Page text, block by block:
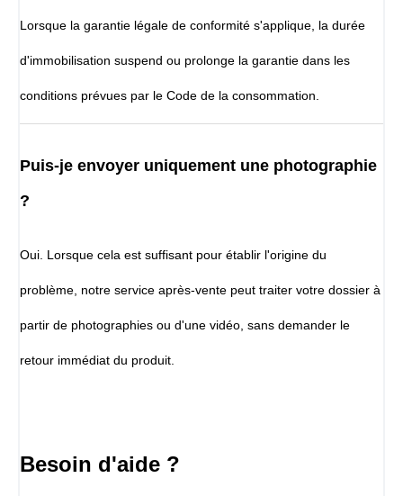
Lorsque la garantie légale de conformité s'applique, la durée
d'immobilisation suspend ou prolonge la garantie dans les
conditions prévues par le Code de la consommation.
Puis-je envoyer uniquement une photographie
?
Oui. Lorsque cela est suffisant pour établir l'origine du
problème, notre service après-vente peut traiter votre dossier à
partir de photographies ou d'une vidéo, sans demander le
retour immédiat du produit.
Besoin d'aide ?